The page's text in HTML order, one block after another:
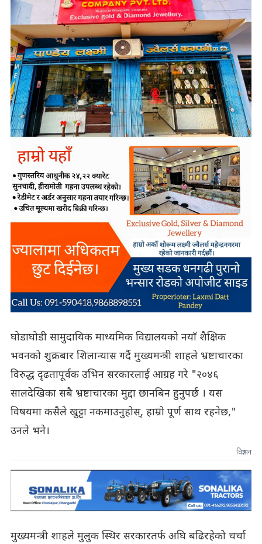
घोडाघोडी सामुदायिक माध्यमिक विद्यालयको नयाँ शैक्षिक
भवनको शुक्रबार शिलान्यास गर्दै मुख्यमन्त्री शाहले भ्रष्टाचारका
विरुद्ध दृढतापूर्वक उभिन सरकारलाई आग्रह गरे "२०४६
सालदेखिका सबै भ्रष्टाचारका मुद्दा छानबिन हुनुपर्छ । यस
विषयमा कसैले खुट्टा नकमाउनुहोस्, हाम्रो पूर्ण साथ रहनेछ,"
उनले भने।
विज्ञापन
मुख्यमन्त्री शाहले मुलुक स्थिर सरकारतर्फ अघि बढिरहेको चर्चा